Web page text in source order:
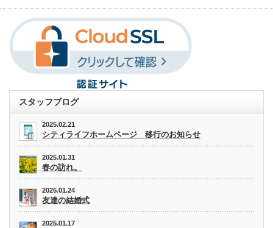
スタッフブログ
2025.02.21
シティライフホームページ 移行のお知らせ
2025.01.31
春の訪れ。
2025.01.24
友達の結婚式
2025.01.17